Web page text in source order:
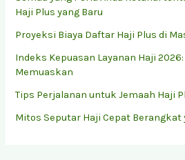
Haji Plus yang Baru
Proyeksi Biaya Daftar Haji Plus di
Indeks Kepuasan Layanan Haji
Memuaskan
Tips Perjalanan untuk Jemaah Haji
Mitos Seputar Haji Cepat Berangkat